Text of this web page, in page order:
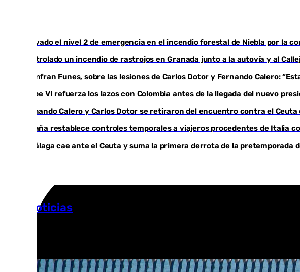
Activado el nivel 2 de emergencia en el incendio forestal de Niebla por la
Controlado un incendio de rastrojos en Granada junto a la autovía y al
Juanfran Funes, sobre las lesiones de Carlos Dotor y Fernando Calero:
Felipe VI refuerza los lazos con Colombia antes de la llegada del nuevo
Fernando Calero y Carlos Dotor se retiraron del encuentro contra el
España restablece controles temporales a viajeros procedentes de Italia
El Málaga cae ante el Ceuta y suma la primera derrota de la pretemporada
Más noticias